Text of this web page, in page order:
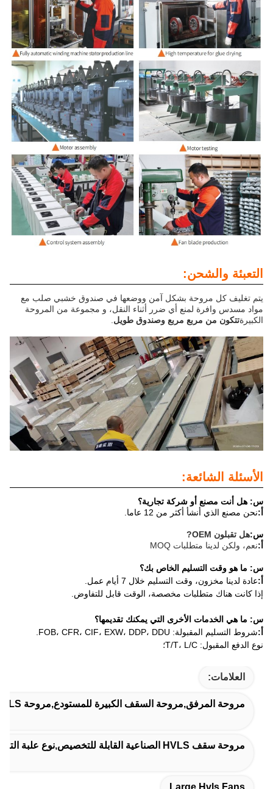
التعبئة والشحن:
يتم تغليف كل مروحة بشكل آمن ووضعها في صندوق خشبي صلب مع
مواد مسدس وافرة لمنع أي ضرر أثناء النقل، و مجموعة من المروحة
الكبيرةتتكون من مربع مربع وصندوق طويل.
الأسئلة الشائعة:
س: هل أنت مصنع أو شركة تجارية؟
نحن مصنع الذي أنشأ أكثر من 12 عاما.
س:هل تقبلون OEM
?
نعم، ولكن لدينا متطلبات MOQ
س: ما هو وقت التسليم الخاص بك؟
عادة لدينا مخزون، وقت التسليم خلال 7 أيام عمل.
إذا كانت هناك متطلبات مخصصة، الوقت قابل للتفاوض.
س: ما هي الخدمات الأخرى التي يمكنك تقديمها؟
شروط التسليم المقبولة: FOB، CFR، CIF، EXW، DDP، DDU.
نوع الدفع المقبول: T/T، L/C؛
العلامات:
مروحة المرفق,مروحة السقف الكبيرة للمستودع,مروحة HVLS الكبيرة
مروحة سقف HVLS الصناعية القابلة للتخصيص,نوع علبة التروس مروحة السقف HVLS الصناعية,محور حركة المرور Pmsm Hvls مروحة